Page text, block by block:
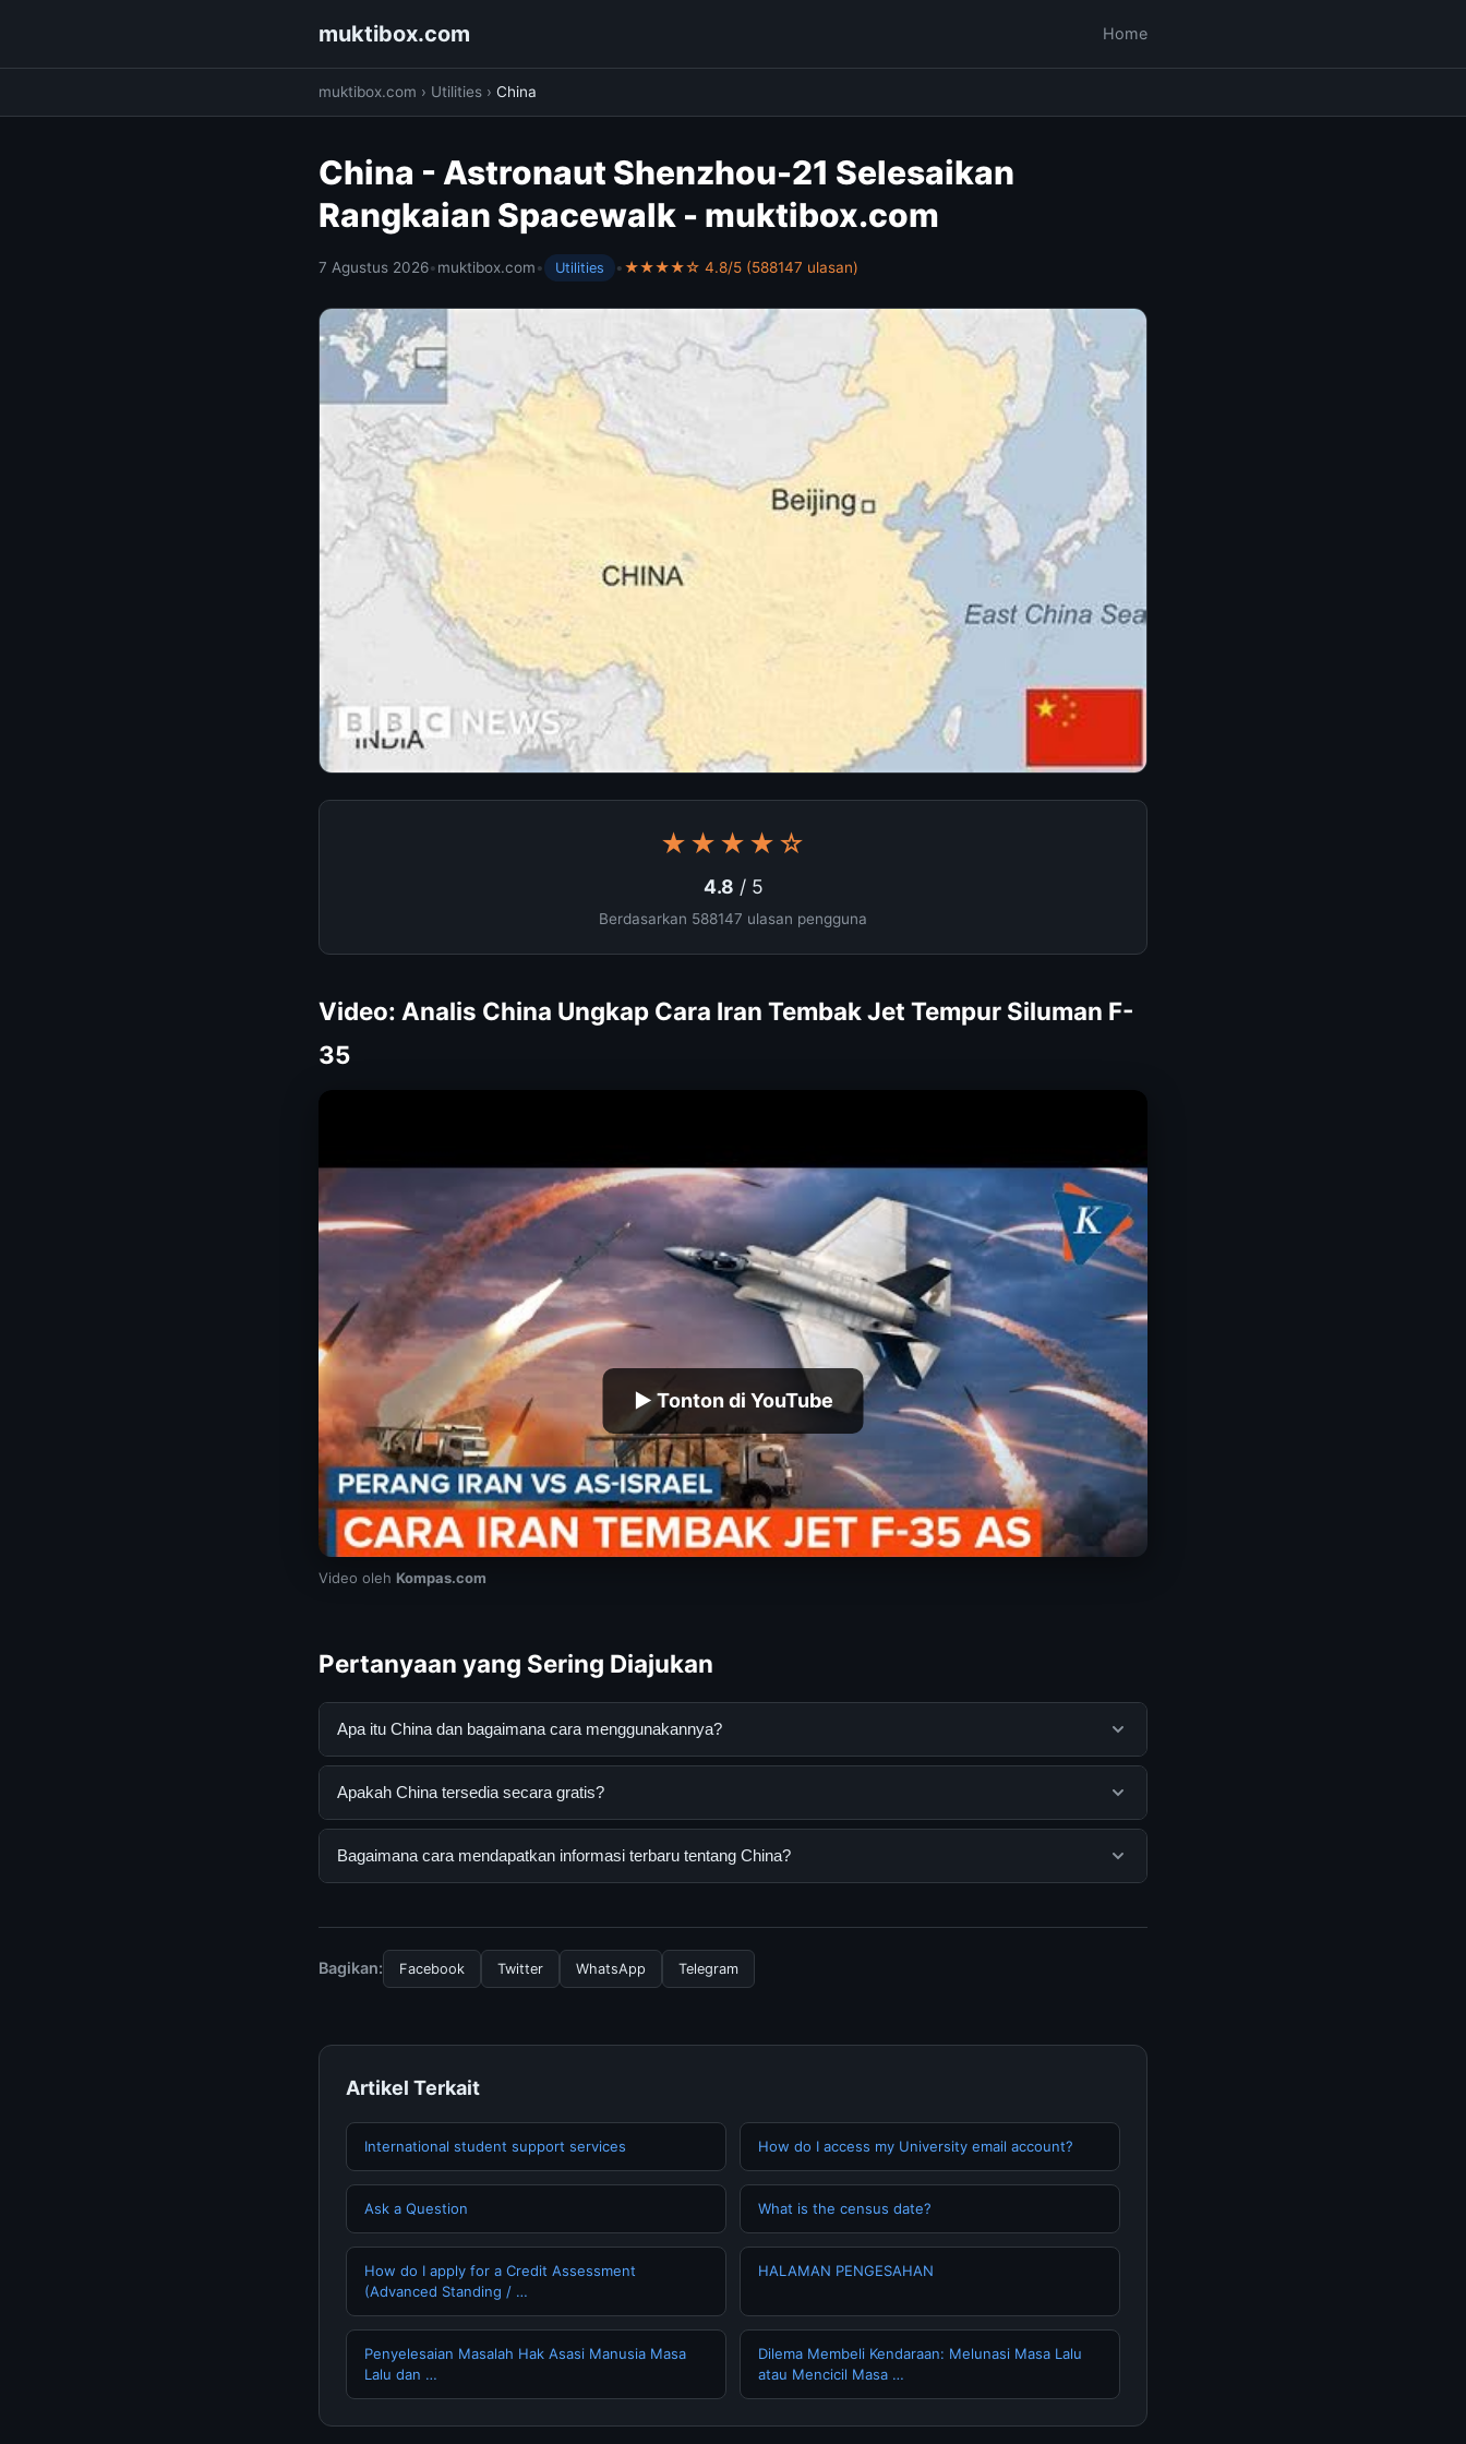
muktibox.com Home
muktibox.com › Utilities › China
China - Astronaut Shenzhou-21 Selesaikan
Rangkaian Spacewalk - muktibox.com
7 Agustus 2026•muktibox.com• Utilities •★★★★☆ 4.8/5 (588147 ulasan)
★★★★☆
4.8 / 5
Berdasarkan 588147 ulasan pengguna
Video: Analis China Ungkap Cara Iran Tembak Jet Tempur Siluman F-
35
▶ Tonton di YouTube
Video oleh Kompas.com
Pertanyaan yang Sering Diajukan
Apa itu China dan bagaimana cara menggunakannya?
China adalah layanan digital yang dirancang untuk membantu pengguna mendapatkan informasi lengkap
yang tersedia.
Apakah China tersedia secara gratis?
Ya, China dapat diakses secara gratis oleh semua pengguna. Tidak ada biaya tersembunyi atau langganan
Bagaimana cara mendapatkan informasi terbaru tentang China?
Bagikan:
Facebook Twitter WhatsApp Telegram
Artikel Terkait
International student support services How do I access my University email account?
Ask a Question What is the census date?
How do I apply for a Credit Assessment
(Advanced Standing / …
HALAMAN PENGESAHAN
Penyelesaian Masalah Hak Asasi Manusia Masa
Lalu dan …
Dilema Membeli Kendaraan: Melunasi Masa Lalu
atau Mencicil Masa …